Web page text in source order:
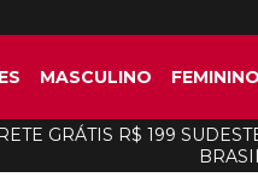
MASCULINO FEMININO
GRÁTIS R$ 199